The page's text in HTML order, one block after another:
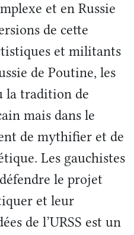
et en Russie
de cette
et militants
de Poutine, les
la tradition de
mais dans le
de mythifier et de
Les gauchistes
le projet
et leur
de l’URSS est un